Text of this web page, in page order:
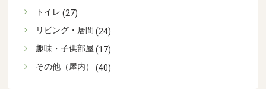
トイレ (27)
リビング・居間 (24)
趣味・子供部屋 (17)
その他（屋内）
(40)